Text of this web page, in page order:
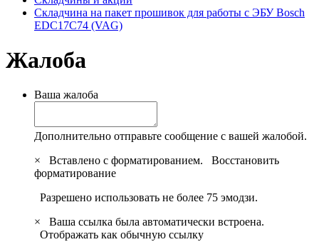
Складчина на пакет прошивок для работы с ЭБУ Bosch
EDC17C74 (VAG)
Жалоба
Ваша жалоба
Дополнительно отправьте сообщение с вашей жалобой.
×
Вставлено с форматированием. Восстановить
форматирование
Разрешено использовать не более 75 эмодзи.
×
Ваша ссылка была автоматически встроена.
Отображать как обычную ссылку